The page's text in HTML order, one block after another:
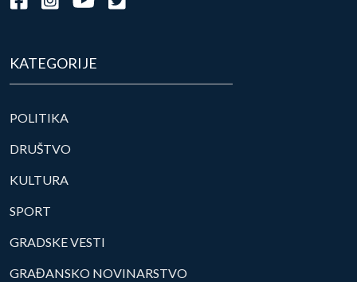
KATEGORIJE
POLITIKA
DRUŠTVO
KULTURA
SPORT
GRADSKE VESTI
GRAĐANSKO NOVINARSTVO